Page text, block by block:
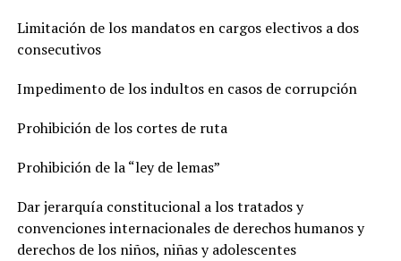
Limitación de los mandatos en cargos electivos a dos
consecutivos
Impedimento de los indultos en casos de corrupción
Prohibición de los cortes de ruta
Prohibición de la “ley de lemas”
Dar jerarquía constitucional a los tratados y
convenciones internacionales de derechos humanos y
derechos de los niños, niñas y adolescentes